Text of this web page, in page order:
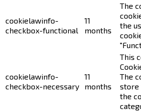
cookielawinfo-
checkbox-functional
11
months
The
the
cookielawinfo-
checkbox-necessary
11
months
This
The
store
the